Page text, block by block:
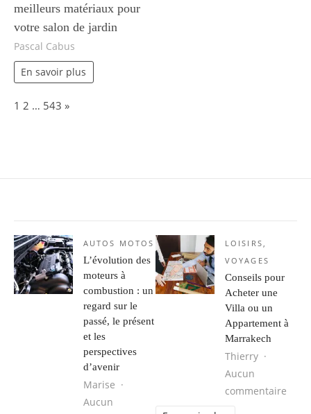
meilleurs matériaux pour
votre salon de jardin
Pascal Cabus
En savoir plus
Page:
1 2 … 543 Next
»
AUTOS MOTOS
L’évolution des
moteurs à
combustion : un
regard sur le
passé, le présent
et les
perspectives
d’avenir
Marise
Aucun
LOISIRS,
VOYAGES
Conseils pour
Acheter une
Villa ou un
Appartement à
Marrakech
Thierry
Aucun
commentaire